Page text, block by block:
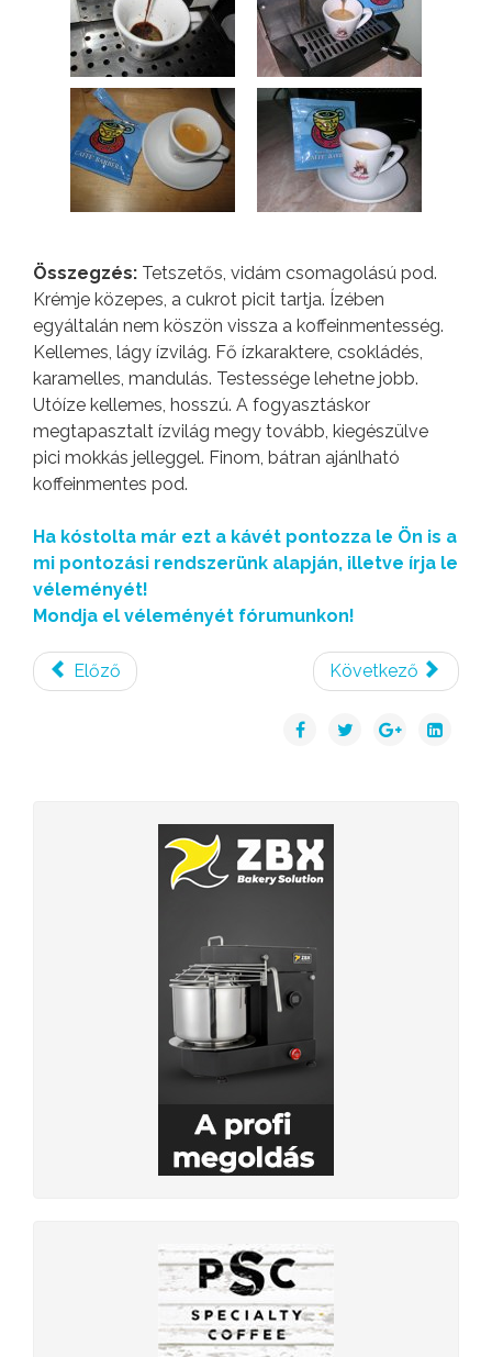
Összegzés: Tetszetős, vidám csomagolású pod.
Krémje közepes, a cukrot picit tartja. Ízében
egyáltalán nem köszön vissza a koffeinmentesség.
Kellemes, lágy ízvilág. Fő ízkaraktere, csokládés,
karamelles, mandulás. Testessége lehetne jobb.
Utóíze kellemes, hosszú. A fogyasztáskor
megtapasztalt ízvilág megy tovább, kiegészülve
pici mokkás jelleggel. Finom, bátran ajánlható
koffeinmentes pod.
Ha kóstolta már ezt a kávét pontozza le Ön is a
mi pontozási rendszerünk alapján, illetve írja le
véleményét!
Mondja el véleményét fórumunkon!
Előző Következő